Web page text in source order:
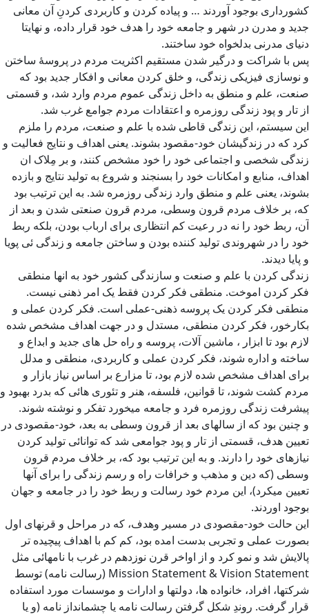
کشورداری بوجود آوردند … و پیاده کردن و کاربردی کردنِ آن معانی
جدید و مدرن در شهر و جامعه خود را هدف خود قرار داده، و نهایتا
دنیای مدرنی بدلخواه خود ساختند.
پس با شراکت و درگیر شدن مستقیم اکثریت مردم در پروسۀ ساختن
و نوسازی فیزیکی زندگی، و خلق کردن معانی و افکار جدید بود که
صنعت، علم و منطق به داخل زندگی عموم مردم وارد شد، و قسمتی
از تار و پود زندگی روزمره و اعتقادات مردم جوامع غرب شد.
این سیستم، این زندگی قاطی شده با علم و صنعت، مردم را ملزم
کرد که در زندگیشان خود-مقصود بشوند. یعنی اهداف و نتایج فعالیت و
زندگی شخصی و اجتماعی خود را خود مشخص کنند، و بر مِلاک ان
اهداف، منابع و امکانات خود را بسنجند و شروع به تولید نتایج و بازده
بشوند، یعنی علم و منطق وارد زندگی روزمره شد. به این ترتیب بود
که، بر خلاف مردم قرون وسطی، مردم قرون صنعتی شدن و بعد از
آن، ربط خود را نه در رعیت کم انتظاری برای ارباب بودن، بلکه ربط
خود را در شهروندی تولید کننده بودن و ساختن جامعه و زندگی ئی پویا
و پایا دیدند.
زندگی کردن با علم و صنعت و سازندگی کشور خود به انها منطقی
فکر کردن اموخت. منطقی فکر کردن فقط یک امر ذهنی نیست.
منطقی فکر کردن یک پروسه ذهنی-عملی است. فکر کردن عملی و
بکارخور، فکر کردن منطقی، مستدل و در جهت اهداف مشخص شده
لازم بود تا ابزار ، ماشین آلات، پروسه و راه حل های جدید و ابداع و
ساخته و اداره شوند، فکر کردن عملی و کاربردی، منطقی و مدلل
برای اهداف مشخص شده لازم بود، تا مزارع بر اساس نیاز بازار و
مردم کشت شوند، تا قوانین، فلسفه، هنر و تئوری هائی که بدرد بهبود و
پیشرفت زندگی روزمره فرد و جامعه میخورد تفکر و نوشته شوند.
و چنین بود که از سالهای بعد از قرون وسطی به بعد، خود-مقصودی در
تعیین هدف، قسمتی از تار و پود جوامعی شد که توانائی تولید کردن
نیازهای خود را دارند. و به این ترتیب بود که، بر خلاف مردم قرون
وسطی (که دین و مذهب و خرافات راه و رسم زندگی را برای آنها
تعیین میکرد)، این مردم خود رسالت و ربط خود را در جامعه و جهان
بوجود اوردند.
این حالت خود-مقصودی در مسیر وهدف، که در مراحل و قرنهای اول
بصورت عملی و تجربی بدست امده بود، کم کم با اهداف پیچیده تر
پالایش شد و نمو کرد و از اواخر قرن نوزدهم در غرب با نامهائی مثل
Mission Statement & Vision Statement (رسالت نامه) توسط
شرکتها، افراد، خانواده ها، دولتها و ادارات و موسسات مورد استفاده
قرار گرفت. روندِ شکل گرفتن رسالت نامه یا چشمانداز نامه (و یا